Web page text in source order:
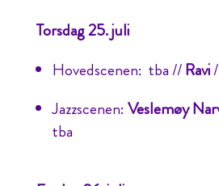
Torsdag 25. juli
Hovedscenen: tba //Ravi
Jazzscenen: Veslemøy
tba